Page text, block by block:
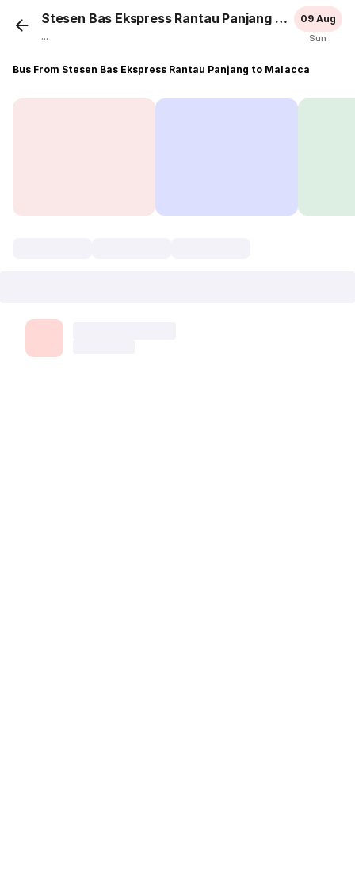
Stesen Bas Ekspress Rantau Panjang Malacca
...
09 Aug
Sun
Bus From Stesen Bas Ekspress Rantau Panjang to Malacca